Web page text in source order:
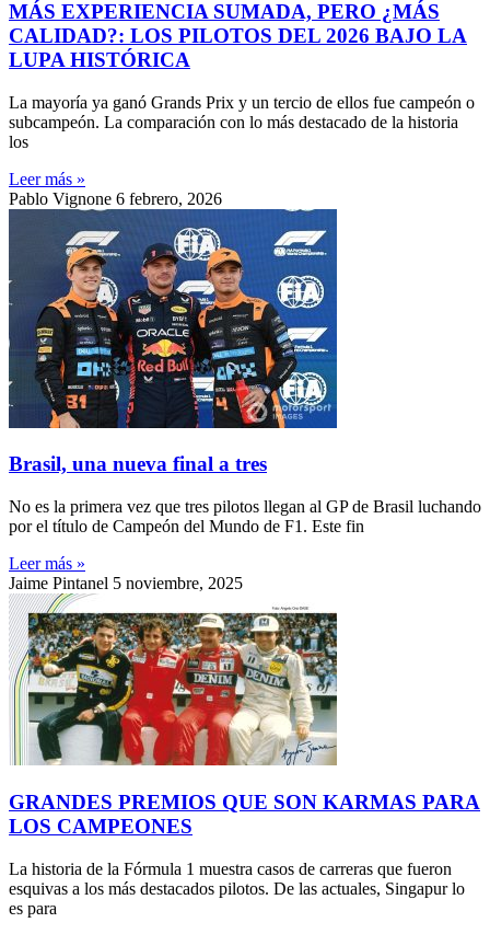
MÁS EXPERIENCIA SUMADA, PERO ¿MÁS
CALIDAD?: LOS PILOTOS DEL 2026 BAJO LA
LUPA HISTÓRICA
La mayoría ya ganó Grands Prix y un tercio de ellos fue campeón o
subcampeón. La comparación con lo más destacado de la historia
los
Leer más »
Pablo Vignone 6 febrero, 2026
Brasil, una nueva final a tres
No es la primera vez que tres pilotos llegan al GP de Brasil luchando
por el título de Campeón del Mundo de F1. Este fin
Leer más »
Jaime Pintanel 5 noviembre, 2025
GRANDES PREMIOS QUE SON KARMAS PARA
LOS CAMPEONES
La historia de la Fórmula 1 muestra casos de carreras que fueron
esquivas a los más destacados pilotos. De las actuales, Singapur lo
es para